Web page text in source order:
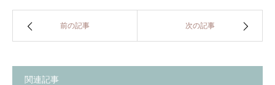
前の記事 次の記事
関連記事